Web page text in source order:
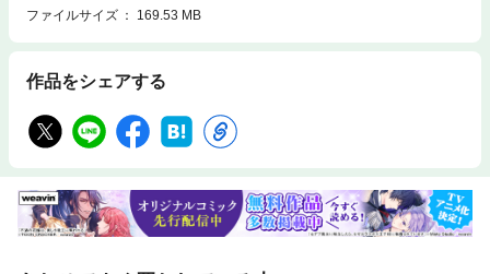
ファイルサイズ
169.53 MB
作品をシェアする